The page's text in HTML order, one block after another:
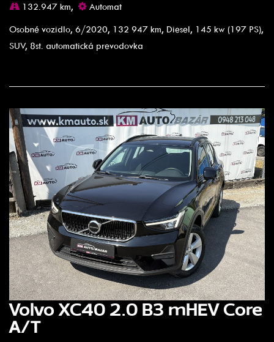
132.947 km,
Automat
Osobné vozidlo, 6/2020, 132 947 km, Diesel, 145 kw (197 PS),
SUV, 8st. automatická prevodovka
Volvo XC40 2.0 B3 mHEV Core
A/T